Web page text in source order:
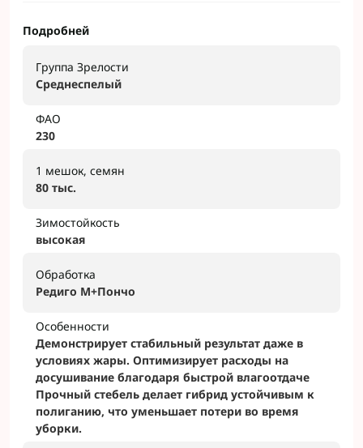
Подробней
Группа Зрелости
Среднеспелый
ФАО
230
1 мешок, семян
80 тыс.
Зимостойкость
высокая
Обработка
Редиго М+Пончо
Особенности
Демонстрирует стабильный результат даже в
условиях жары. Оптимизирует расходы на
досушивание благодаря быстрой влагоотдаче
Прочный стебель делает гибрид устойчивым к
полиганию, что уменьшает потери во время
уборки.